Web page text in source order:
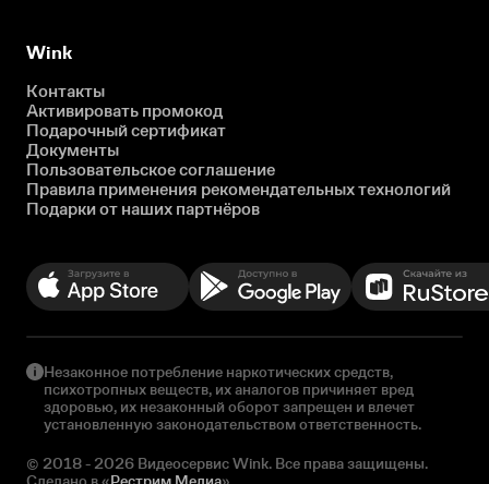
Wink
Контакты
Активировать промокод
Подарочный сертификат
Документы
Пользовательское соглашение
Правила применения рекомендательных технологий
Подарки от наших партнёров
Незаконное потребление наркотических средств,
психотропных веществ, их аналогов причиняет вред
здоровью, их незаконный оборот запрещен и влечет
установленную законодательством ответственность.
© 2018 - 2026 Видеосервис Wink. Все права защищены.